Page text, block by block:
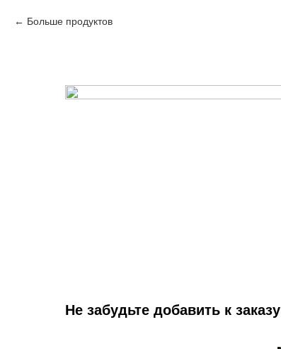
Больше продуктов
Не забудьте добавить к заказу